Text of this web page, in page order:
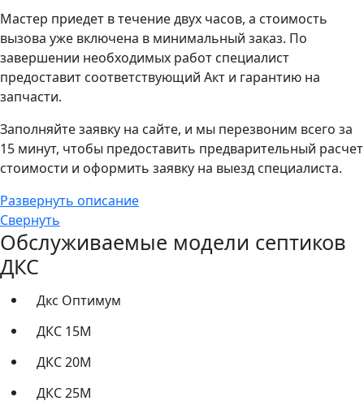
Мастер приедет в течение двух часов, а стоимость
вызова уже включена в минимальный заказ. По
завершении необходимых работ специалист
предоставит соответствующий Акт и гарантию на
запчасти.
Заполняйте заявку на сайте, и мы перезвоним всего за
15 минут, чтобы предоставить предварительный расчет
стоимости и оформить заявку на выезд специалиста.
Развернуть описание
Свернуть
Обслуживаемые модели септиков
ДКС
Дкс Оптимум
ДКС 15М
ДКС 20М
ДКС 25М